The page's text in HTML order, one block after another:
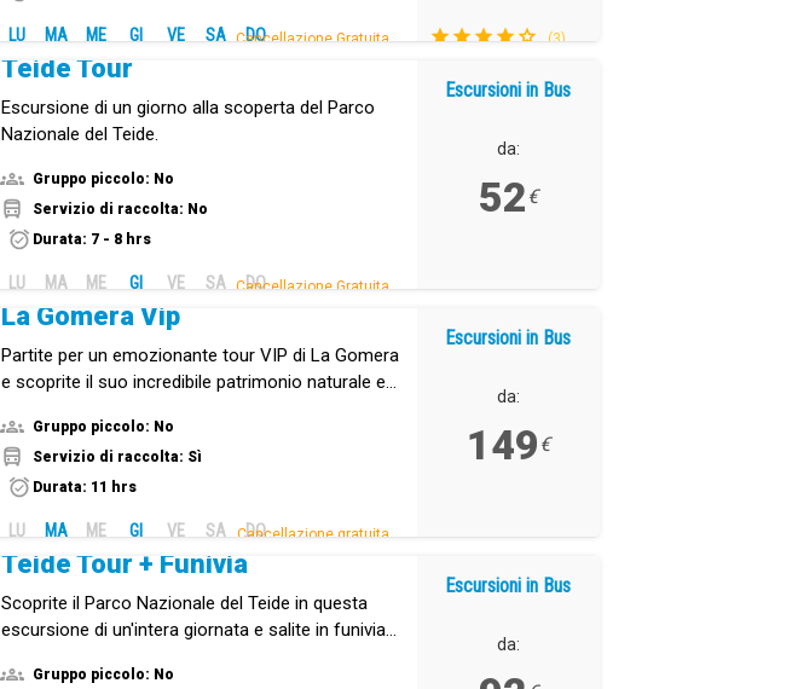
LU MA ME GI VE SA DO
Cancellazione Gratuita. (3)
Teide Tour
Escursione di un giorno alla scoperta del Parco
Nazionale del Teide.
Gruppo piccolo: No
Servizio di raccolta: No
Durata: 7 - 8 hrs
LU MA ME GI VE SA DO
Cancellazione Gratuita.
Escursioni in Bus
da:
52 €
La Gomera Vip
Partite per un emozionante tour VIP di La Gomera
e scoprite il suo incredibile patrimonio naturale e
Gruppo piccolo: No
Servizio di raccolta: Sì
Durata: 11 hrs
LU MA ME GI VE SA DO
Cancellazione gratuita.
Escursioni in Bus
da:
149 €
Teide Tour + Funivia
Scoprite il Parco Nazionale del Teide in questa
escursione di un'intera giornata e salite in funivia
Gruppo piccolo: No
Escursioni in Bus
da: